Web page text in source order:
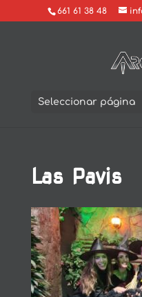
661 61 38 48
Seleccionar página
Las Pavis